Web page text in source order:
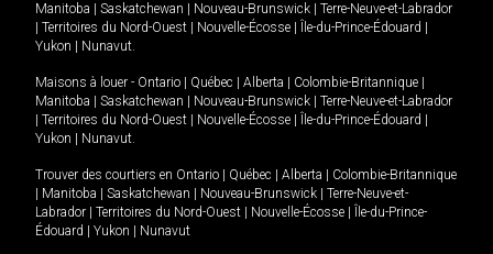
Manitoba
Saskatchewan Nouveau-Brunswick
Terre-Neuve-et-Labrador
Territoires du Nord-Ouest Nouvelle-Écosse Île-du-Prince-Édouard
Yukon
Nunavut.
Maisons à louer - Ontario Québec Alberta Colombie-Britannique
Manitoba
Saskatchewan Nouveau-Brunswick
Terre-Neuve-et-Labrador
Territoires du Nord-Ouest Nouvelle-Écosse Île-du-Prince-Édouard
Yukon
Nunavut.
Trouver des courtiers en Ontario Québec Alberta
Colombie-Britannique
Manitoba Saskatchewan Nouveau-Brunswick
Terre-Neuve-et-
Labrador
Territoires du Nord-Ouest Nouvelle-Écosse
Île-du-Prince-
Édouard
Yukon Nunavut